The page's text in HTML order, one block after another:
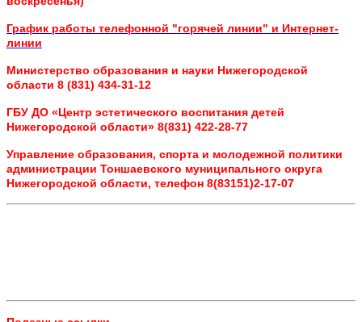
График работы телефонной "горячей линии" и Интернет-
линии
Министерство образования и науки Нижегородской
области 8 (831) 434-31-12
ГБУ ДО «Центр эстетического воспитания детей
Нижегородской области» 8(831) 422-28-77
Управление образования, спорта и молодежной политики
администрации Тоншаевского муниципального округа
Нижегородской области, телефон 8(83151)2-17-07